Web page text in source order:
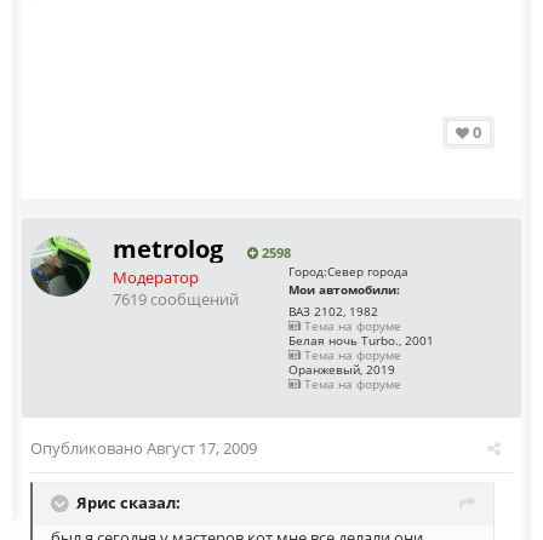
0
metrolog 2598
Модератор
7619 сообщений
Город:Север города
Мои автомобили:
ВАЗ 2102, 1982
Тема на форуме
Белая ночь Turbo., 2001
Тема на форуме
Оранжевый, 2019
Тема на форуме
Опубликовано Август 17, 2009
Ярис сказал: